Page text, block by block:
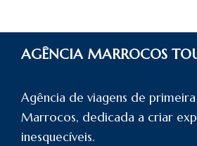
AGÊNCIA MARROCOS
Agência de viagens de
Marrocos, dedicada a criar
inesquecíveis.